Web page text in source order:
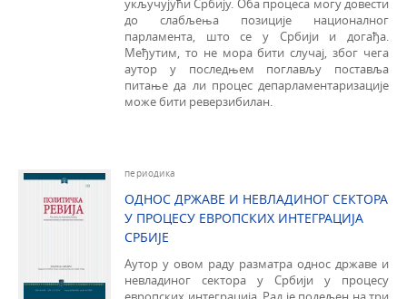
укључујући Србију. Оба процеса могу довести
до слабљења позиције националног
парламента, што се у Србији и догађа.
Међутим, то не мора бити случај, због чега
аутор у последњем поглављу поставља
питање да ли процес депарламентаризације
може бити реверзибилан.
периодика
ОДНОС ДРЖАВЕ И НЕВЛАДИНОГ СЕКТОРА
У ПРОЦЕСУ ЕВРОПСКИХ ИНТЕГРАЦИЈА
СРБИЈЕ
Аутор у овом раду разматра однос државе и
невладиног сектора у Србији у процесу